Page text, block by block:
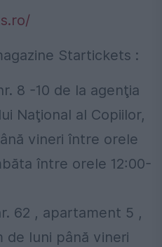
Startickets :
8 -10 de la agenţia
Naţional al Copiilor,
vineri între orele
între orele 12:00-
62 , apartament 5 ,
de luni până vineri